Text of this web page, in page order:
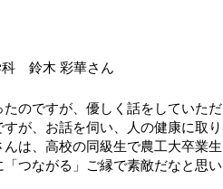
科 鈴木 彩華さん
のですが、優しく話をしていただ
が、お話を伺い、人の健康に取り
は、高校の同級生で農工大卒業生
つながる」ご縁で素敵だなと思い